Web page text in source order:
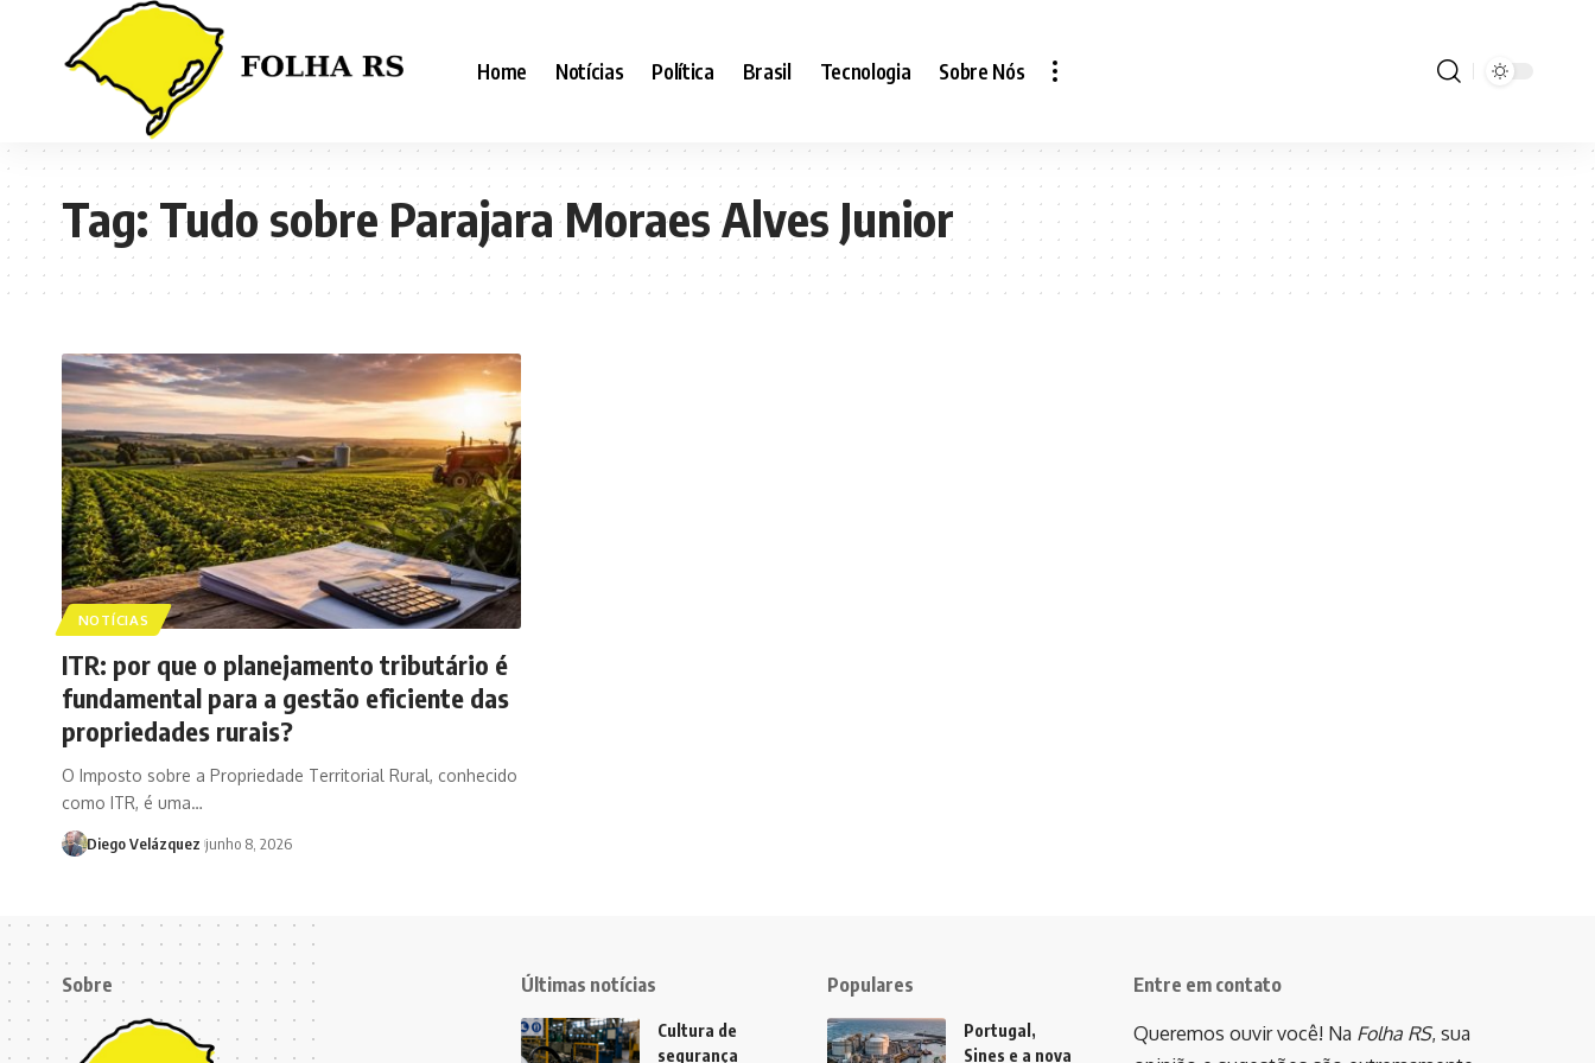
Home Notícias Política Brasil Tecnologia Sobre Nós
Tag:Tudo sobre Parajara Moraes Alves Junior
NOTÍCIAS
ITR: por que o planejamento tributário é
fundamental para a gestão eficiente das
propriedades rurais?
O Imposto sobre a Propriedade Territorial Rural, conhecido
como ITR, é uma…
Diego Velázquez junho 8, 2026
Sobre Últimas notícias
Cultura de
segurança
Populares
Portugal,
Sines e a nova
Entre em contato
Queremos ouvir você! Na Folha RS, sua